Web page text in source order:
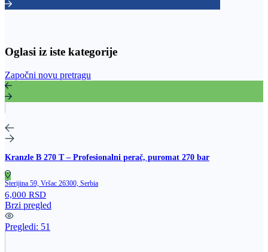
Oglasi iz iste kategorije
Započni novu pretragu
Kranzle B 270 T – Profesionalni perač, puromat 270 bar
Sterijina 59, Vršac 26300, Serbia
6,000 RSD
Brzi pregled
Pregledi: 51